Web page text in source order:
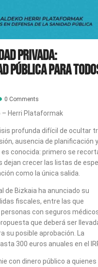
privada:
pública para
0 Comments
– Herri Plataformak
profunda difícil de ocultar
ausencia de planificación y
conocida: primero se
dejan crecer las listas de
como la única salida.
de Bizkaia ha anunciado su
fiscales, entre las que
con seguros
que deberá ser
su posible aprobación. La
300 euros anuales en el
con dinero público a quienes